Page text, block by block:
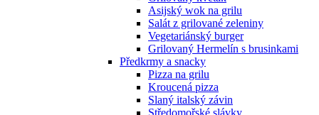
Asijský wok na grilu
Salát z grilované zeleniny
Vegetariánský burger
Grilovaný Hermelín s brusinkami
Předkrmy a snacky
Pizza na grilu
Kroucená pizza
Slaný italský závin
Středomořské slávky